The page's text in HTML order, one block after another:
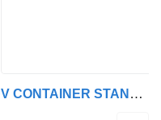
SSSC NEW (ONE-WAY) 10FT DV CONTAINER STANDARD